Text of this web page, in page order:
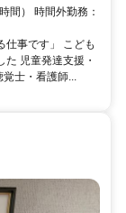
間） 時間外勤務：
仕事です」 こども
児童発達支援・
士・看護師...